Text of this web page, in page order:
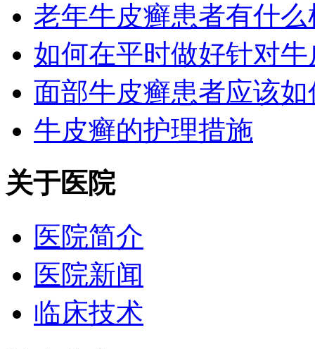
老年牛皮癣患者有什
如何在平时做好针对
面部牛皮癣患者应该
牛皮癣的护理措施
关于医院
医院简介
医院新闻
临床技术